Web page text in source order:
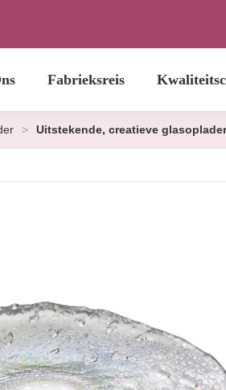
Fabrieksreis
> Uitstekende, creatieve